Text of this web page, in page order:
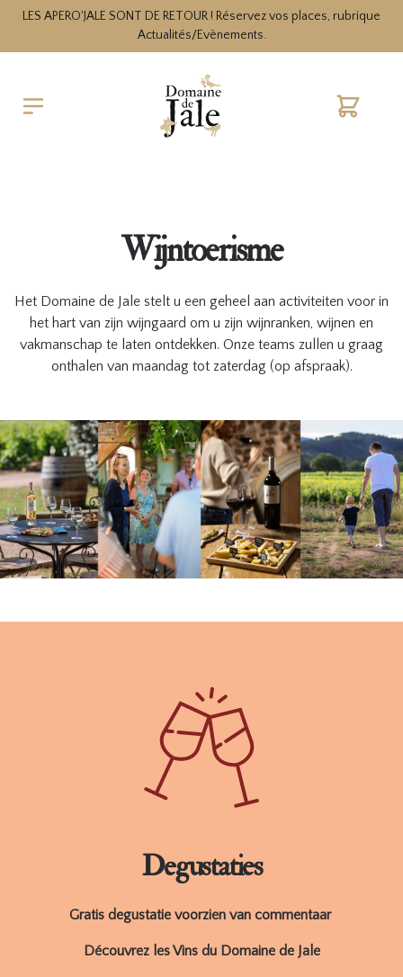
LES APERO'JALE SONT DE RETOUR ! Réservez vos places, rubrique
Actualités/Evènements.
Cart
Wijntoerisme
Het Domaine de Jale stelt u een geheel aan activiteiten voor in
het hart van zijn wijngaard om u zijn wijnranken, wijnen en
vakmanschap te laten ontdekken. Onze teams zullen u graag
onthalen van maandag tot zaterdag (op afspraak).
Degustaties
Gratis degustatie voorzien van commentaar
Découvrez les Vins du Domaine de Jale